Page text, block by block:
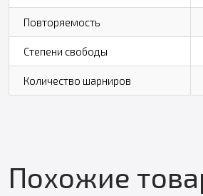
Повторяемость
Степени свободы
Количество шарниров
Похожие